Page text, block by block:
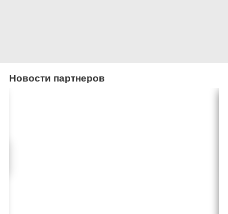
Новости партнеров